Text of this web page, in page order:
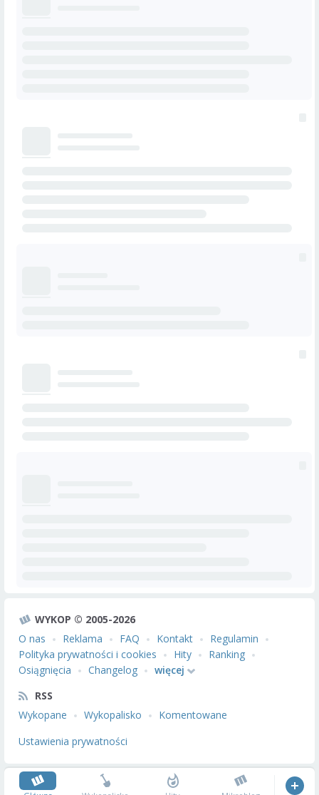
WYKOP © 2005-2026
O nas
Reklama FAQ Kontakt
Regulamin
Polityka prywatności i cookies
Hity
Ranking
Osiągnięcia
Changelog
więcej
RSS
Wykopane
Wykopalisko
Komentowane
Ustawienia prywatności